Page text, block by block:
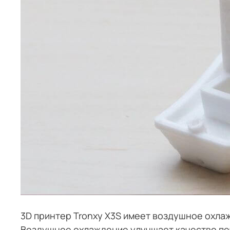
3D принтер Tronxy X3S имеет воздушное